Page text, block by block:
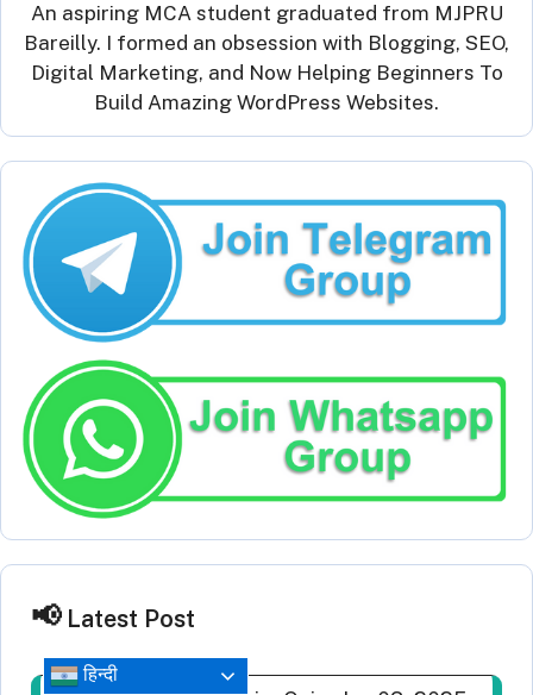
An aspiring MCA student graduated from MJPRU
Bareilly. I formed an obsession with Blogging, SEO,
Digital Marketing, and Now Helping Beginners To
Build Amazing WordPress Websites.
Latest Post
हिन्दी